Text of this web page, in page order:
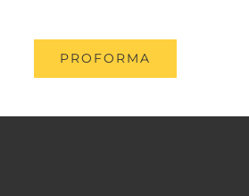
PROFORMA